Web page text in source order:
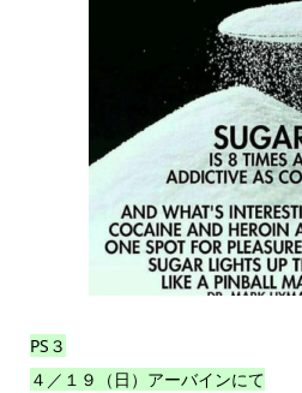
PS３
４／１９（日）アーバインにて